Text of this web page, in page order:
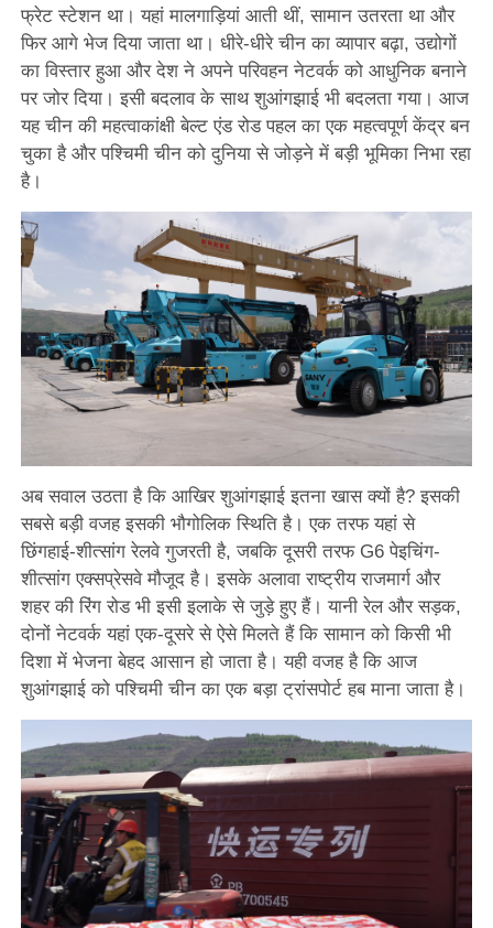
फ्रेट स्टेशन था। यहां मालगाड़ियां आती थीं, सामान उतरता था और
फिर आगे भेज दिया जाता था। धीरे-धीरे चीन का व्यापार बढ़ा, उद्योगों
का विस्तार हुआ और देश ने अपने परिवहन नेटवर्क को आधुनिक बनाने
पर जोर दिया। इसी बदलाव के साथ शुआंगझाई भी बदलता गया। आज
यह चीन की महत्वाकांक्षी बेल्ट एंड रोड पहल का एक महत्वपूर्ण केंद्र बन
चुका है और पश्चिमी चीन को दुनिया से जोड़ने में बड़ी भूमिका निभा रहा
है।
अब सवाल उठता है कि आखिर शुआंगझाई इतना खास क्यों है? इसकी
सबसे बड़ी वजह इसकी भौगोलिक स्थिति है। एक तरफ यहां से
छिंगहाई-शीत्सांग रेलवे गुजरती है, जबकि दूसरी तरफ G6 पेइचिंग-
शीत्सांग एक्सप्रेसवे मौजूद है। इसके अलावा राष्ट्रीय राजमार्ग और
शहर की रिंग रोड भी इसी इलाके से जुड़े हुए हैं। यानी रेल और सड़क,
दोनों नेटवर्क यहां एक-दूसरे से ऐसे मिलते हैं कि सामान को किसी भी
दिशा में भेजना बेहद आसान हो जाता है। यही वजह है कि आज
शुआंगझाई को पश्चिमी चीन का एक बड़ा ट्रांसपोर्ट हब माना जाता है।